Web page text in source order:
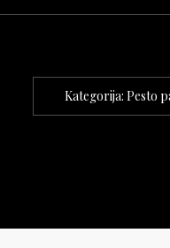
Kategorija: Pesto